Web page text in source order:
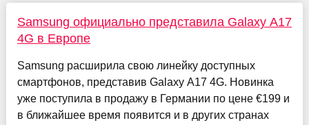
Samsung официально представила Galaxy A17
4G в Европе
Samsung расширила свою линейку доступных
смартфонов, представив Galaxy A17 4G. Новинка
уже поступила в продажу в Германии по цене €199 и
в ближайшее время появится и в других странах